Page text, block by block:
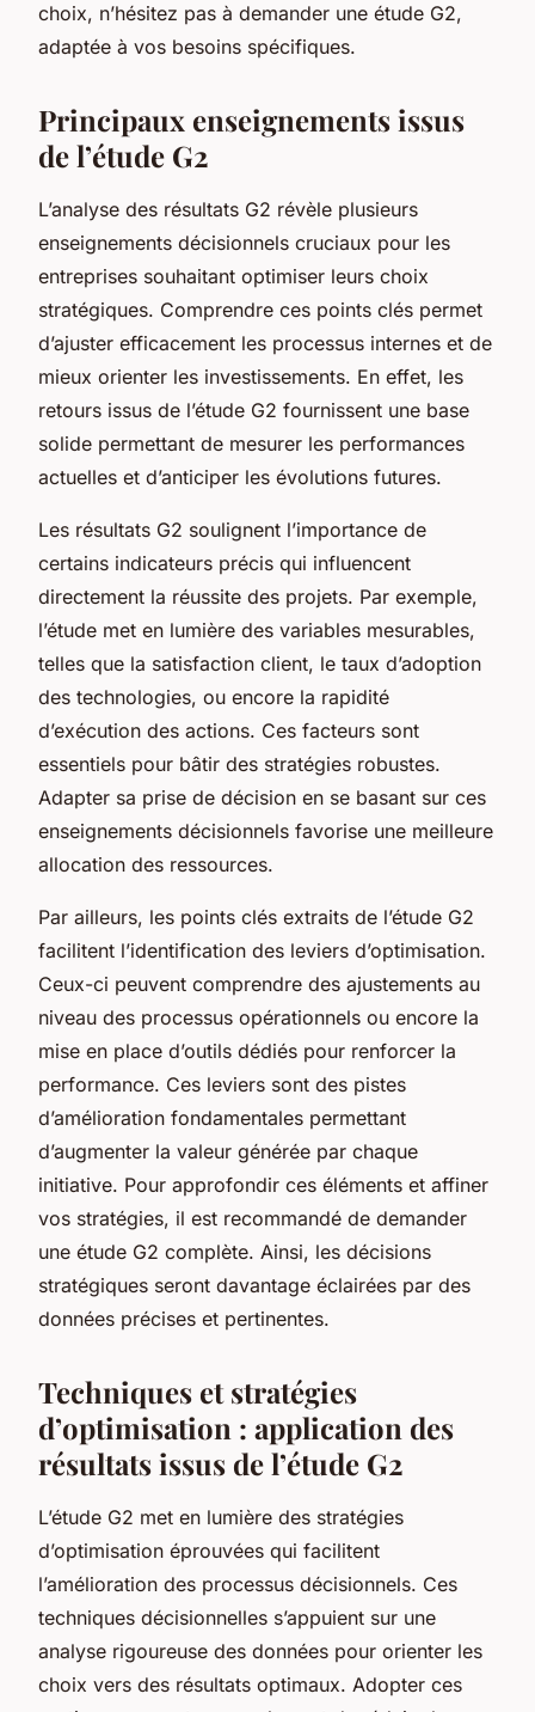
choix, n’hésitez pas à demander une étude G2,
adaptée à vos besoins spécifiques.
Principaux enseignements issus
de l’étude G2
L’analyse des résultats G2 révèle plusieurs
enseignements décisionnels cruciaux pour les
entreprises souhaitant optimiser leurs choix
stratégiques. Comprendre ces points clés permet
d’ajuster efficacement les processus internes et de
mieux orienter les investissements. En effet, les
retours issus de l’étude G2 fournissent une base
solide permettant de mesurer les performances
actuelles et d’anticiper les évolutions futures.
Les résultats G2 soulignent l’importance de
certains indicateurs précis qui influencent
directement la réussite des projets. Par exemple,
l’étude met en lumière des variables mesurables,
telles que la satisfaction client, le taux d’adoption
des technologies, ou encore la rapidité
d’exécution des actions. Ces facteurs sont
essentiels pour bâtir des stratégies robustes.
Adapter sa prise de décision en se basant sur ces
enseignements décisionnels favorise une meilleure
allocation des ressources.
Par ailleurs, les points clés extraits de l’étude G2
facilitent l’identification des leviers d’optimisation.
Ceux-ci peuvent comprendre des ajustements au
niveau des processus opérationnels ou encore la
mise en place d’outils dédiés pour renforcer la
performance. Ces leviers sont des pistes
d’amélioration fondamentales permettant
d’augmenter la valeur générée par chaque
initiative. Pour approfondir ces éléments et affiner
vos stratégies, il est recommandé de demander
une étude G2 complète. Ainsi, les décisions
stratégiques seront davantage éclairées par des
données précises et pertinentes.
Techniques et stratégies
d’optimisation : application des
résultats issus de l’étude G2
L’étude G2 met en lumière des stratégies
d’optimisation éprouvées qui facilitent
l’amélioration des processus décisionnels. Ces
techniques décisionnelles s’appuient sur une
analyse rigoureuse des données pour orienter les
choix vers des résultats optimaux. Adopter ces